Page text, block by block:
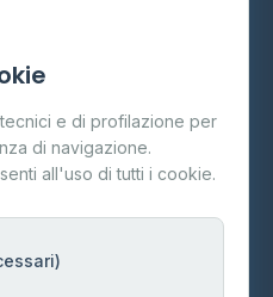
e di profilazione per
di navigazione.
all'uso di tutti i cookie.